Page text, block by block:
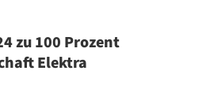
zu 100 Prozent
Elektra